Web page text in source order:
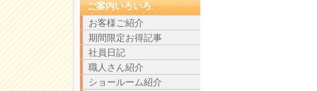
ご案内いろいろ
お客様ご紹介
期間限定お得記事
社員日記
職人さん紹介
ショールーム紹介